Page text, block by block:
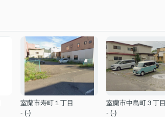
室蘭市寿町１丁目
- (-)
室蘭市中島町３丁目
- (-)